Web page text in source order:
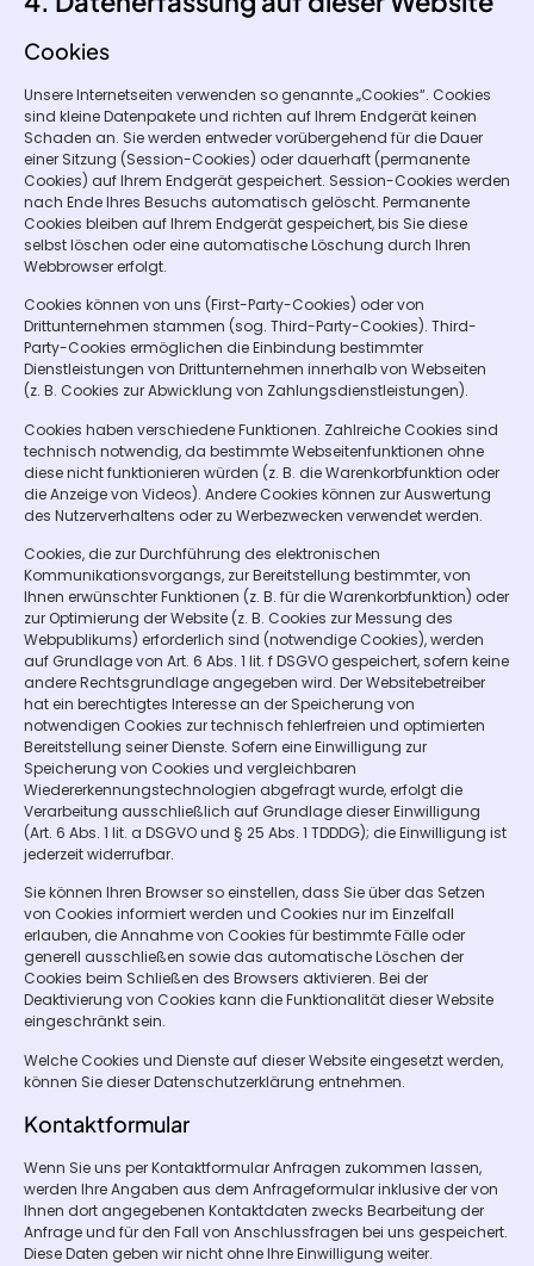
Cookies
Unsere Internetseiten verwenden so genannte „Cookies“. Cookies
sind kleine Datenpakete und richten auf Ihrem Endgerät keinen
Schaden an. Sie werden entweder vorübergehend für die Dauer
einer Sitzung (Session-Cookies) oder dauerhaft (permanente
Cookies) auf Ihrem Endgerät gespeichert. Session-Cookies werden
nach Ende Ihres Besuchs automatisch gelöscht. Permanente
Cookies bleiben auf Ihrem Endgerät gespeichert, bis Sie diese
selbst löschen oder eine automatische Löschung durch Ihren
Webbrowser erfolgt.
Cookies können von uns (First-Party-Cookies) oder von
Drittunternehmen stammen (sog. Third-Party-Cookies). Third-
Party-Cookies ermöglichen die Einbindung bestimmter
Dienstleistungen von Drittunternehmen innerhalb von Webseiten
(z. B. Cookies zur Abwicklung von Zahlungsdienstleistungen).
Cookies haben verschiedene Funktionen. Zahlreiche Cookies sind
technisch notwendig, da bestimmte Webseitenfunktionen ohne
diese nicht funktionieren würden (z. B. die Warenkorbfunktion oder
die Anzeige von Videos). Andere Cookies können zur Auswertung
des Nutzerverhaltens oder zu Werbezwecken verwendet werden.
Cookies, die zur Durchführung des elektronischen
Kommunikationsvorgangs, zur Bereitstellung bestimmter, von
Ihnen erwünschter Funktionen (z. B. für die Warenkorbfunktion) oder
zur Optimierung der Website (z. B. Cookies zur Messung des
Webpublikums) erforderlich sind (notwendige Cookies), werden
auf Grundlage von Art. 6 Abs. 1 lit. f DSGVO gespeichert, sofern keine
andere Rechtsgrundlage angegeben wird. Der Websitebetreiber
hat ein berechtigtes Interesse an der Speicherung von
notwendigen Cookies zur technisch fehlerfreien und optimierten
Bereitstellung seiner Dienste. Sofern eine Einwilligung zur
Speicherung von Cookies und vergleichbaren
Wiedererkennungstechnologien abgefragt wurde, erfolgt die
Verarbeitung ausschließlich auf Grundlage dieser Einwilligung
(Art. 6 Abs. 1 lit. a DSGVO und § 25 Abs. 1 TDDDG); die Einwilligung ist
jederzeit widerrufbar.
Sie können Ihren Browser so einstellen, dass Sie über das Setzen
von Cookies informiert werden und Cookies nur im Einzelfall
erlauben, die Annahme von Cookies für bestimmte Fälle oder
generell ausschließen sowie das automatische Löschen der
Cookies beim Schließen des Browsers aktivieren. Bei der
Deaktivierung von Cookies kann die Funktionalität dieser Website
eingeschränkt sein.
Welche Cookies und Dienste auf dieser Website eingesetzt werden,
können Sie dieser Datenschutzerklärung entnehmen.
Kontaktformular
Wenn Sie uns per Kontaktformular Anfragen zukommen lassen,
werden Ihre Angaben aus dem Anfrageformular inklusive der von
Ihnen dort angegebenen Kontaktdaten zwecks Bearbeitung der
Anfrage und für den Fall von Anschlussfragen bei uns gespeichert.
Diese Daten geben wir nicht ohne Ihre Einwilligung weiter.